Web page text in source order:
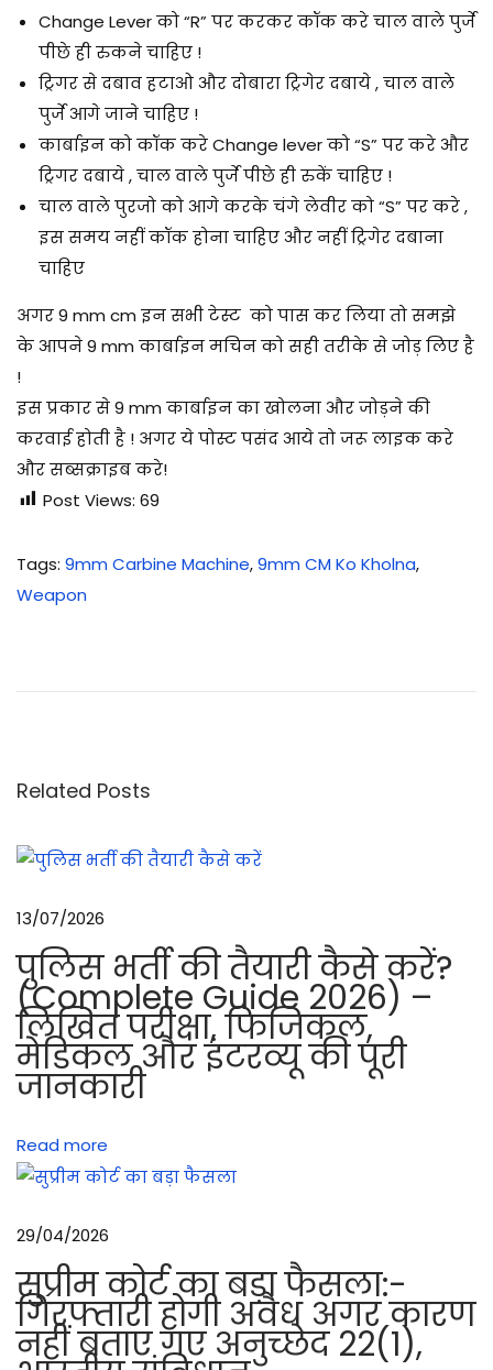
Change Lever को “R” पर करकर कॉक करे चाल वाले पुर्जे
पीछे ही रुकने चाहिए !
ट्रिगर से दबाव हटाओ और दोबारा ट्रिगेर दबाये , चाल वाले
पुर्जे आगे जाने चाहिए !
कार्बाइन को कॉक करे Change lever को “S” पर करे और
ट्रिगर दबाये , चाल वाले पुर्जे पीछे ही रुकें चाहिए !
चाल वाले पुरजो को आगे करके चंगे लेवीर को “S” पर करे ,
इस समय नहीं कॉक होना चाहिए और नहीं ट्रिगेर दबाना
चाहिए
अगर 9 mm cm इन सभी टेस्ट को पास कर लिया तो समझे
के आपने 9 mm कार्बाइन मचिन को सही तरीके से जोड़ लिए है
!
इस प्रकार से 9 mm कार्बाइन का खोलना और जोड़ने की
करवाई होती है ! अगर ये पोस्ट पसंद आये तो जरू लाइक करे
और सब्सक्राइब करे!
Post Views: 69
Tags: 9mm Carbine Machine,9mm CM Ko Kholna,
Weapon
m
L
फा
ई
क
र
ने
का
मा
न
र
स
फा
ई
क
Related Posts
13/07/2026
पुलिस भर्ती की तैयारी कैसे करें?
(Complete Guide 2026) –
लिखित परीक्षा, फिजिकल,
मेडिकल और इंटरव्यू की पूरी
जानकारी
Read more
29/04/2026
सुप्रीम कोर्ट का बड़ा फैसला:-
गिरफ्तारी होगी अवैध अगर कारण
नहीं बताए गए अनुच्छेद 22(1),